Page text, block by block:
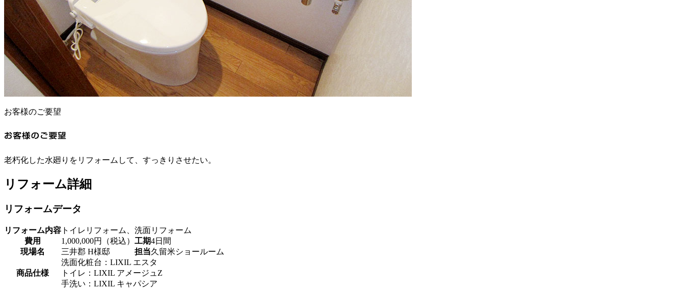
お客様のご要望
老朽化した水廻りをリフォームして、すっきりさせたい。
リフォーム詳細
リフォームデータ
リフォーム内容 トイレリフォーム、洗面リフォーム
費用
1,000,000円（税込） 工期4日間
現場名
三井郡 H様邸 担当久留米ショールーム
商品仕様
洗面化粧台：LIXIL エスタ
トイレ：LIXIL アメージュZ
手洗い：LIXIL キャパシア